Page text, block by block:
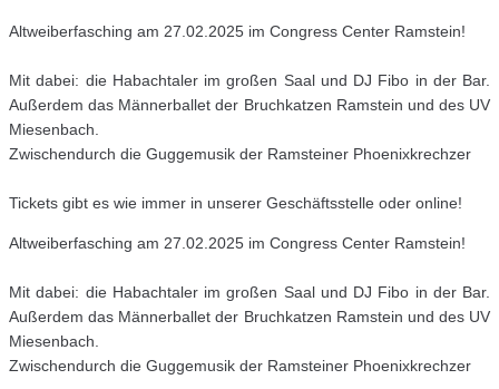
Altweiberfasching am 27.02.2025 im Congress Center Ramstein!
Mit dabei: die Habachtaler im großen Saal und DJ Fibo in der Bar.
Außerdem das Männerballet der Bruchkatzen Ramstein und des UV
Miesenbach.
Zwischendurch die Guggemusik der Ramsteiner Phoenixkrechzer
Tickets gibt es wie immer in unserer Geschäftsstelle oder online!
Altweiberfasching am 27.02.2025 im Congress Center Ramstein!
Mit dabei: die Habachtaler im großen Saal und DJ Fibo in der Bar.
Außerdem das Männerballet der Bruchkatzen Ramstein und des UV
Miesenbach.
Zwischendurch die Guggemusik der Ramsteiner Phoenixkrechzer